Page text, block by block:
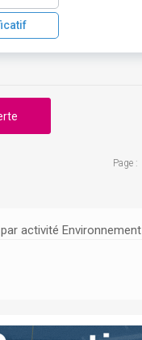
activité Environnement
Page :